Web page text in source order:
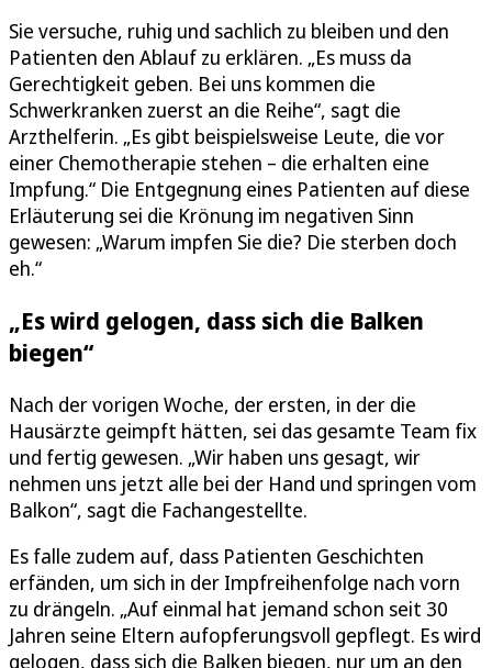
Sie versuche, ruhig und sachlich zu bleiben und den
Patienten den Ablauf zu erklären. „Es muss da
Gerechtigkeit geben. Bei uns kommen die
Schwerkranken zuerst an die Reihe“, sagt die
Arzthelferin. „Es gibt beispielsweise Leute, die vor
einer Chemotherapie stehen – die erhalten eine
Impfung.“ Die Entgegnung eines Patienten auf diese
Erläuterung sei die Krönung im negativen Sinn
gewesen: „Warum impfen Sie die? Die sterben doch
eh.“
„Es wird gelogen, dass sich die Balken
biegen“
Nach der vorigen Woche, der ersten, in der die
Hausärzte geimpft hätten, sei das gesamte Team fix
und fertig gewesen. „Wir haben uns gesagt, wir
nehmen uns jetzt alle bei der Hand und springen vom
Balkon“, sagt die Fachangestellte.
Es falle zudem auf, dass Patienten Geschichten
erfänden, um sich in der Impfreihenfolge nach vorn
zu drängeln. „Auf einmal hat jemand schon seit 30
Jahren seine Eltern aufopferungsvoll gepflegt. Es wird
gelogen, dass sich die Balken biegen, nur um an den